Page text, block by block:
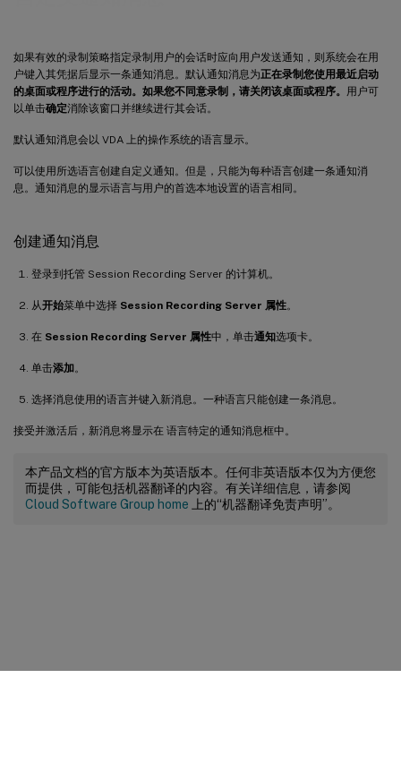
如果有效的录制策略指定录制用户的会话时应向用户发送通知，则系统会在用
户键入其凭据后显示一条通知消息。默认通知消息为正在录制您使用最近启动
的桌面或程序进行的活动。如果您不同意录制，请关闭该桌面或程序。 用户可
以单击确定消除该窗口并继续进行其会话。
默认通知消息会以 VDA 上的操作系统的语言显示。
可以使用所选语言创建自定义通知。但是，只能为每种语言创建一条通知消
息。通知消息的显示语言与用户的首选本地设置的语言相同。
创建通知消息
登录到托管 Session Recording Server 的计算机。
从开始菜单中选择 Session Recording Server 属性。
在 Session Recording Server 属性中，单击通知选项卡。
单击添加。
选择消息使用的语言并键入新消息。一种语言只能创建一条消息。
接受并激活后，新消息将显示在 语言特定的通知消息框中。
本产品文档的官方版本为英语版本。任何非英语版本仅为方便您
而提供，可能包括机器翻译的内容。有关详细信息，请参阅
Cloud Software Group home 上的“机器翻译免责声明”。